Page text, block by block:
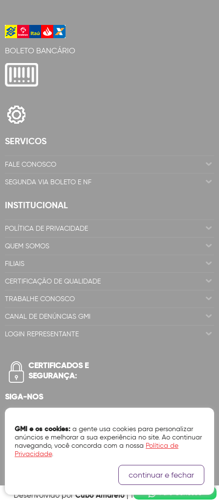
BOLETO BANCÁRIO
SERVICOS
FALE CONOSCO
SEGUNDA VIA BOLETO E NF
INSTITUCIONAL
POLÍTICA DE PRIVACIDADE
QUEM SOMOS
FILIAIS
CERTIFICAÇÃO DE QUALIDADE
TRABALHE CONOSCO
CANAL DE DENÚNCIAS GMI
LOGIN REPRESENTANTE
CERTIFICADOS E
SEGURANÇA:
SIGA-NOS
Desenvolvido porCubo Amarelo| Tecnologia Ok Vendas
GMI e os cookies: a gente usa cookies para personalizar
anúncios e melhorar a sua experiência no site. Ao continuar
navegando, você concorda com a nossa Política de
Privacidade.
continuar e fechar
Fale Conosco